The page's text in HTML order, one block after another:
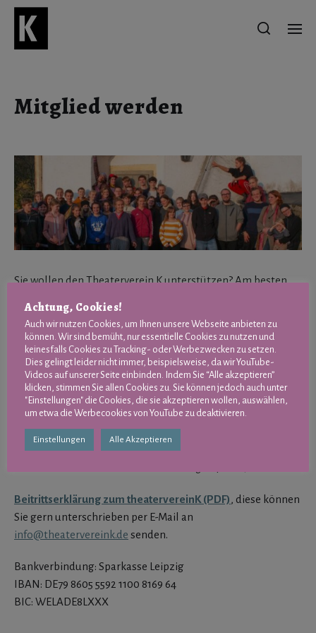
Mitglied werden
Sie wollen den Theaterverein K unterstützen? Am besten
Mitgliedsbeitrag sichert uns zuverlässig die Eigenmittel,
die wir in der Regel für unsere Projekte leisten müssen.
Weitere Vorteile? Die Vereinsmitgliedschaft ermäßigt
Eintritte und Teilnahmegebühren. Und nicht zuletzt
können Sie als Mitglied natürlich auch mitentscheiden.
Der Mitgliedsbeitrag für Vollzahler*innen beträgt 60 € pro
Jahr, der ermäßigte Mitgliedsbeitrag für Student*innen,
Beitrittserklärung zum theatervereinK (PDF) , diese können
Sie gern unterschrieben per E-Mail an
info@theatervereink.de senden.
Bankverbindung: Sparkasse Leipzig
IBAN: DE79 8605 5592 1100 8169 64
BIC: WELADE8LXXX
Achtung, Cookies!
Auch wir nutzen Cookies, um Ihnen unsere Webseite anbieten zu
können. Wir sind bemüht, nur essentielle Cookies zu nutzen und
keinesfalls Cookies zu Tracking- oder Werbezwecken zu setzen.
Dies gelingt leider nicht immer, beispielsweise, da wir YouTube-
Videos auf unserer Seite einbinden. Indem Sie “Alle akzeptieren”
klicken, stimmen Sie allen Cookies zu. Sie können jedoch auch unter
"Einstellungen" die Cookies, die sie akzeptieren wollen, auswählen,
um etwa die Werbecookies von YouTube zu deaktivieren.
Einstellungen Alle Akzeptieren